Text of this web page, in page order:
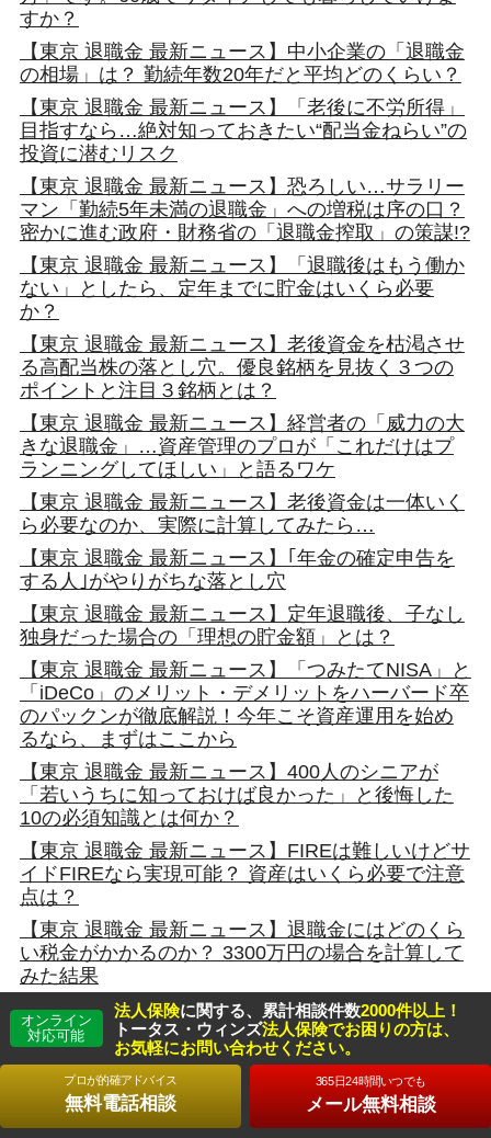
すか？
【東京 退職金 最新ニュース】中小企業の「退職金
の相場」は？ 勤続年数20年だと平均どのくらい？
【東京 退職金 最新ニュース】「老後に不労所得」
目指すなら…絶対知っておきたい“配当金ねらい”の
投資に潜むリスク
【東京 退職金 最新ニュース】恐ろしい…サラリー
マン「勤続5年未満の退職金」への増税は序の口？
密かに進む政府・財務省の「退職金搾取」の策謀!?
【東京 退職金 最新ニュース】「退職後はもう働か
ない」としたら、定年までに貯金はいくら必要
か？
【東京 退職金 最新ニュース】老後資金を枯渇させ
る高配当株の落とし穴。優良銘柄を見抜く３つの
ポイントと注目３銘柄とは？
【東京 退職金 最新ニュース】経営者の「威力の大
きな退職金」…資産管理のプロが「これだけはプ
ランニングしてほしい」と語るワケ
【東京 退職金 最新ニュース】老後資金は一体いく
ら必要なのか、実際に計算してみたら…
【東京 退職金 最新ニュース】｢年金の確定申告を
する人｣がやりがちな落とし穴
【東京 退職金 最新ニュース】定年退職後、子なし
独身だった場合の「理想の貯金額」とは？
【東京 退職金 最新ニュース】「つみたてNISA」と
「iDeCo」のメリット・デメリットをハーバード卒
のパックンが徹底解説！今年こそ資産運用を始め
るなら、まずはここから
【東京 退職金 最新ニュース】400人のシニアが
「若いうちに知っておけば良かった」と後悔した
10の必須知識とは何か？
【東京 退職金 最新ニュース】FIREは難しいけどサ
イドFIREなら実現可能？ 資産はいくら必要で注意
点は？
【東京 退職金 最新ニュース】退職金にはどのくら
い税金がかかるのか？ 3300万円の場合を計算して
みた結果
【東京 退職金 最新ニュース】｢3500万円の遺産が5
年ですっからかん｣世帯年収2000万円の男性が75歳
にして無一文寸前に転落するまで
【東京 退職金 最新ニュース】60歳で定年退職…
「働かずに100歳まで生きる」ために必要な「最低
限の貯蓄額」
オンライン
対応可能
法人保険に関する、累計相談件数2000件以上！
トータス・ウィンズ法人保険でお困りの方は、
お気軽にお問い合わせください。
プロが的確アドバイス
無料電話相談
365日24時間いつでも
メール無料相談